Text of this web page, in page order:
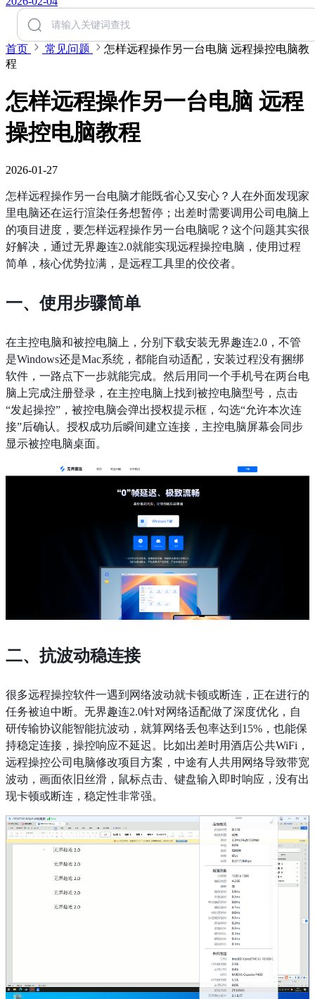
首页 常见问题
怎样远程操作另一台电脑 远程操控电脑教
程
怎样远程操作另一台电脑 远程
操控电脑教程
2026-01-27
怎样远程操作另一台电脑才能既省心又安心？人在外面发现家
里电脑还在运行渲染任务想暂停；出差时需要调用公司电脑上
的项目进度，要怎样远程操作另一台电脑呢？这个问题其实很
好解决，通过无界趣连2.0就能实现远程操控电脑，使用过程
简单，核心优势拉满，是远程工具里的佼佼者。
一、使用步骤简单
在主控电脑和被控电脑上，分别下载安装无界趣连2.0，不管
是Windows还是Mac系统，都能自动适配，安装过程没有捆绑
软件，一路点下一步就能完成。然后用同一个手机号在两台电
脑上完成注册登录，在主控电脑上找到被控电脑型号，点击
“发起操控”，被控电脑会弹出授权提示框，勾选“允许本次连
接”后确认。授权成功后瞬间建立连接，主控电脑屏幕会同步
显示被控电脑桌面。
二、抗波动稳连接
很多远程操控软件一遇到网络波动就卡顿或断连，正在进行的
任务被迫中断。无界趣连2.0针对网络适配做了深度优化，自
研传输协议能智能抗波动，就算网络丢包率达到15%，也能保
持稳定连接，操控响应不延迟。比如出差时用酒店公共WiFi，
远程操控公司电脑修改项目方案，中途有人共用网络导致带宽
波动，画面依旧丝滑，鼠标点击、键盘输入即时响应，没有出
现卡顿或断连，稳定性非常强。